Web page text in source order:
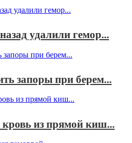
удалили гемор...
запоры при берем...
кровь из прямой киш...